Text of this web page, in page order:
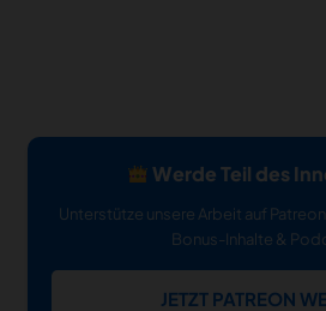
Werde Teil des
Unterstütze unsere Arbeit auf
Bonus-Inhalte &
JETZT PATREON